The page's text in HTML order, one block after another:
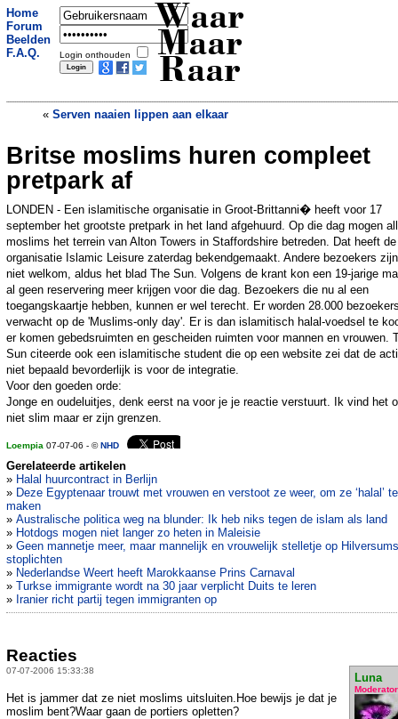
Home
Forum
Beelden
F.A.Q.
Login onthouden
Waar
Maar
Raar
« Serven naaien lippen aan elkaar
Hogeropgeleiden zijn smeerlappen met
de vaatdoek»
Britse moslims huren compleet
pretpark af
LONDEN - Een islamitische organisatie in Groot-Brittanni� heeft voor 17
september het grootste pretpark in het land afgehuurd. Op die dag mogen
moslims het terrein van Alton Towers in Staffordshire betreden. Dat heeft de
organisatie Islamic Leisure zaterdag bekendgemaakt. Andere bezoekers
niet welkom, aldus het blad The Sun. Volgens de krant kon een 19-jarige
al geen reservering meer krijgen voor die dag. Bezoekers die nu al een
toegangskaartje hebben, kunnen er wel terecht. Er worden 28.000
verwacht op de 'Muslims-only day'. Er is dan islamitisch halal-voedsel te
er komen gebedsruimten en gescheiden ruimten voor mannen en vrouwen.
Sun citeerde ook een islamitische student die op een website zei dat de
niet bepaald bevorderlijk is voor de integratie.
Voor den goeden orde:
Jonge en oudeluitjes, denk eerst na voor je je reactie verstuurt. Ik vind het
niet slim maar er zijn grenzen.
Loempia 07-07-06 - ©NHD
Gerelateerde artikelen
» Halal huurcontract in Berlijn
» Deze Egyptenaar trouwt met vrouwen en verstoot ze weer, om ze ‘halal’ te
maken
» Australische politica weg na blunder: Ik heb niks tegen de islam als land
» Hotdogs mogen niet langer zo heten in Maleisie
» Geen mannetje meer, maar mannelijk en vrouwelijk stelletje op
stoplichten
» Nederlandse Weert heeft Marokkaanse Prins Carnaval
» Turkse immigrante wordt na 30 jaar verplicht Duits te leren
» Iranier richt partij tegen immigranten op
Reacties
07-07-2006 15:33:38
Luna
Moderator
Het is jammer dat ze niet moslims uitsluiten.Hoe bewijs je dat je
moslim bent?Waar gaan de portiers opletten?